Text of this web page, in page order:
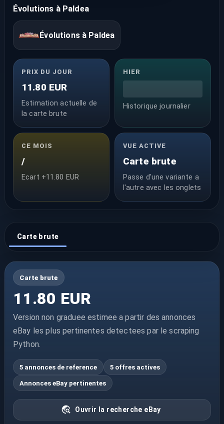
Évolutions à Paldea
Évolutions à Paldea
PRIX DU JOUR
11.80 EUR
Estimation actuelle de
la carte brute
HIER
Historique journalier
CE MOIS
/
Ecart +11.80 EUR
VUE ACTIVE
Carte brute
Passe d'une variante a
l'autre avec les onglets
Carte brute
Carte brute
11.80 EUR
Version non graduee estimee a partir des annonces
eBay les plus pertinentes detectees par le scraping
Python.
5 annonces de reference 5 offres actives
Annonces eBay pertinentes
Ouvrir la recherche eBay